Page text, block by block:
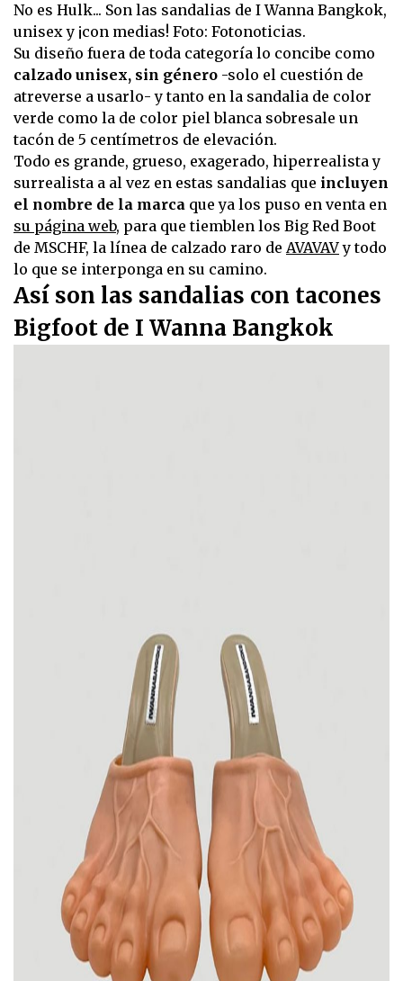
No es Hulk... Son las sandalias de I Wanna Bangkok,
unisex y ¡con medias! Foto: Fotonoticias.
Su diseño fuera de toda categoría lo concibe como
calzado unisex, sin género -solo el cuestión de
atreverse a usarlo- y tanto en la sandalia de color
verde como la de color piel blanca sobresale un
tacón de 5 centímetros de elevación.
Todo es grande, grueso, exagerado, hiperrealista y
surrealista a al vez en estas sandalias que incluyen
el nombre de la marca que ya los puso en venta en
su página web, para que tiemblen los Big Red Boot
de MSCHF, la línea de calzado raro de AVAVAVy todo
lo que se interponga en su camino.
Así son las sandalias con tacones
Bigfoot de I Wanna Bangkok